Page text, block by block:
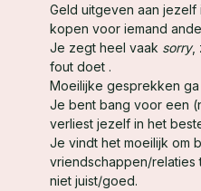
Geld uitgeven aan jezelf
kopen voor iemand
Je zegt heel vaak sorry,
fout doet .
Moeilijke gesprekken
Je bent bang voor een
verliest jezelf in het
Je vindt het moeilijk om
vriendschappen/
niet juist/goed.